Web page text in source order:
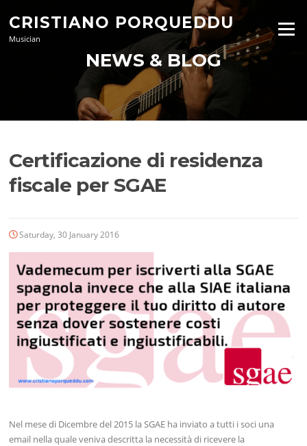
content
CRISTIANO PORQUEDDU
Musician
Menu
NEWS & BLOG
Certificazione di residenza
fiscale per SGAE
Saturday, 30 January 2016
Nel mese di Dicembre del 2015 la SGAE ha inviato a tutti i soci una
email nella quale veniva descritta la necessità di ricevere la